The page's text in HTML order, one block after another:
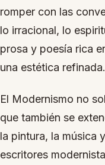
romper con las
lo irracional, lo
prosa y poesía rica
una estética refinada.
El Modernismo no
que también se
la pintura, la música
escritores